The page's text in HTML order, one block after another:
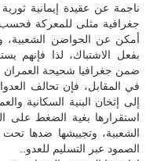
ناجمة عن عقيدة إيمانية
جغرافية مثلى للمعركة
أمكن عن الحواضن الشعبية،
بفعل الاشتباك، لذا فإنهم
ضمن جغرافيا شحيحة العمران
في المقابل، فإن تحالف
إلى إثخان البنية السكانية
استقرارها بغية الضغط على
الشعبية، وتجييشها ضدها
الصمود عبر التسليم للعدو..